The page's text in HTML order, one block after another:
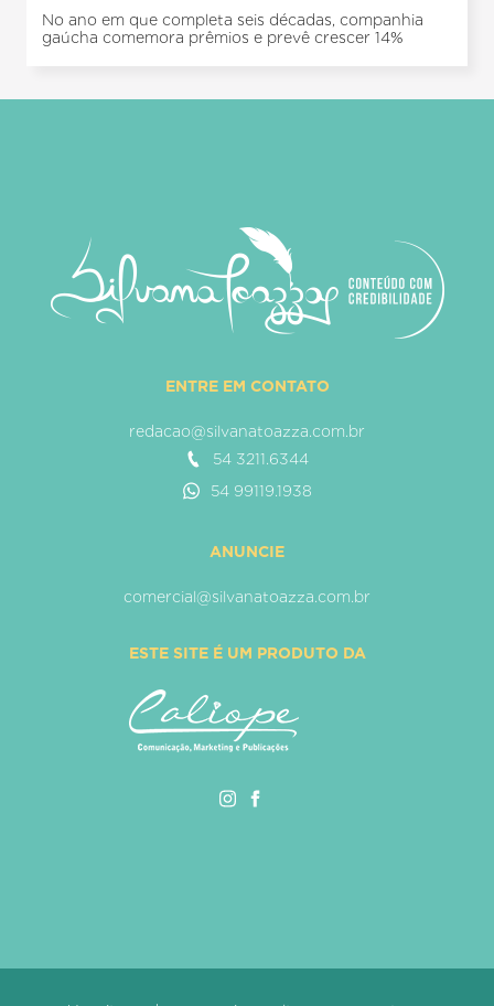
No ano em que completa seis décadas, companhia
gaúcha comemora prêmios e prevê crescer 14%
ENTRE EM CONTATO
redacao@silvanatoazza.com.br
54 3211.6344
54 99119.1938
ANUNCIE
comercial@silvanatoazza.com.br
ESTE SITE É UM PRODUTO DA